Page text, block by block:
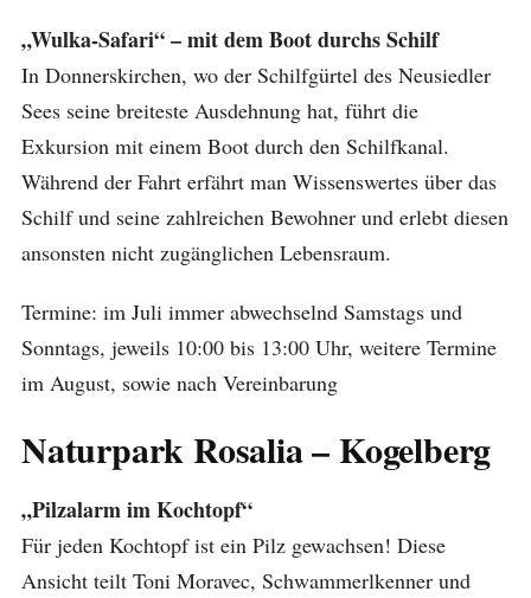
„Wulka-Safari“ – mit dem Boot durchs Schilf
In Donnerskirchen, wo der Schilfgürtel des Neusiedler
Sees seine breiteste Ausdehnung hat, führt die
Exkursion mit einem Boot durch den Schilfkanal.
Während der Fahrt erfährt man Wissenswertes über das
Schilf und seine zahlreichen Bewohner und erlebt diesen
ansonsten nicht zugänglichen Lebensraum.
Termine: im Juli immer abwechselnd Samstags und
Sonntags, jeweils 10:00 bis 13:00 Uhr, weitere Termine
im August, sowie nach Vereinbarung
Naturpark Rosalia – Kogelberg
„Pilzalarm im Kochtopf“
Für jeden Kochtopf ist ein Pilz gewachsen! Diese
Ansicht teilt Toni Moravec, Schwammerlkenner und